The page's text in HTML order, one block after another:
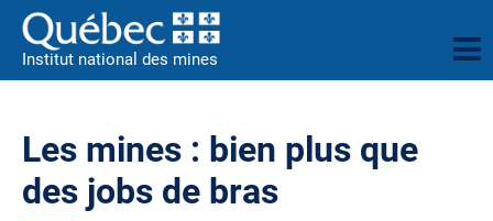
Institut national des mines
Les mines : bien plus que
des jobs de bras